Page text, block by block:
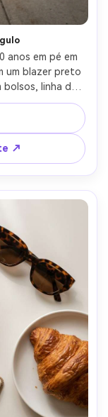
anos em pé em
um blazer preto
linha de
de um
do solo para
arranha-céus
dourada, Sony
rosto, contraste
estilo de
↗